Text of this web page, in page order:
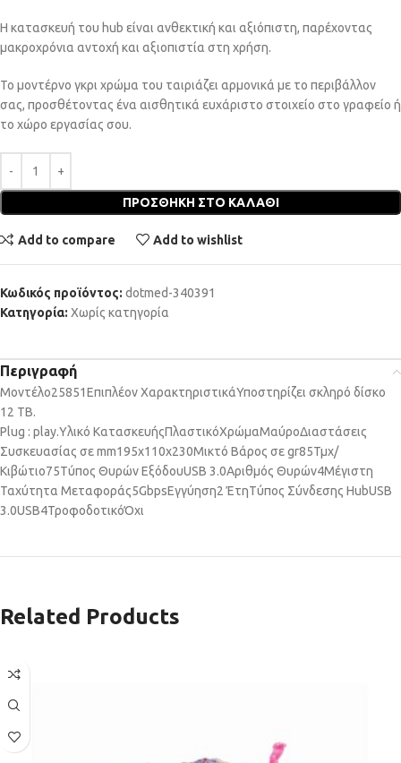
Η κατασκευή του hub είναι ανθεκτική και αξιόπιστη, παρέχοντας
μακροχρόνια αντοχή και αξιοπιστία στη χρήση.
Το μοντέρνο γκρι χρώμα του ταιριάζει αρμονικά με το περιβάλλον
σας, προσθέτοντας ένα αισθητικά ευχάριστο στοιχείο στο γραφείο ή
το χώρο εργασίας σου.
ΠΡΟΣΘΉΚΗ ΣΤΟ ΚΑΛΆΘΙ
Add to compare Add to wishlist
Κωδικός προϊόντος: dotmed-340391
Κατηγορία: Χωρίς κατηγορία
Περιγραφή
Μοντέλο25851Επιπλέον ΧαρακτηριστικάΥποστηρίζει σκληρό δίσκο
12 TB.
Plug : play.Υλικό ΚατασκευήςΠλαστικόΧρώμαΜαύροΔιαστάσεις
Συσκευασίας σε mm195x110x230Μικτό Βάρος σε gr85Τμχ/
Κιβώτιο75Τύπος Θυρών ΕξόδουUSB 3.0Αριθμός Θυρών4Μέγιστη
Ταχύτητα Μεταφοράς5GbpsΕγγύηση2 ΈτηΤύπος Σύνδεσης HubUSB
3.0USB4ΤροφοδοτικόΌχι
Related Products